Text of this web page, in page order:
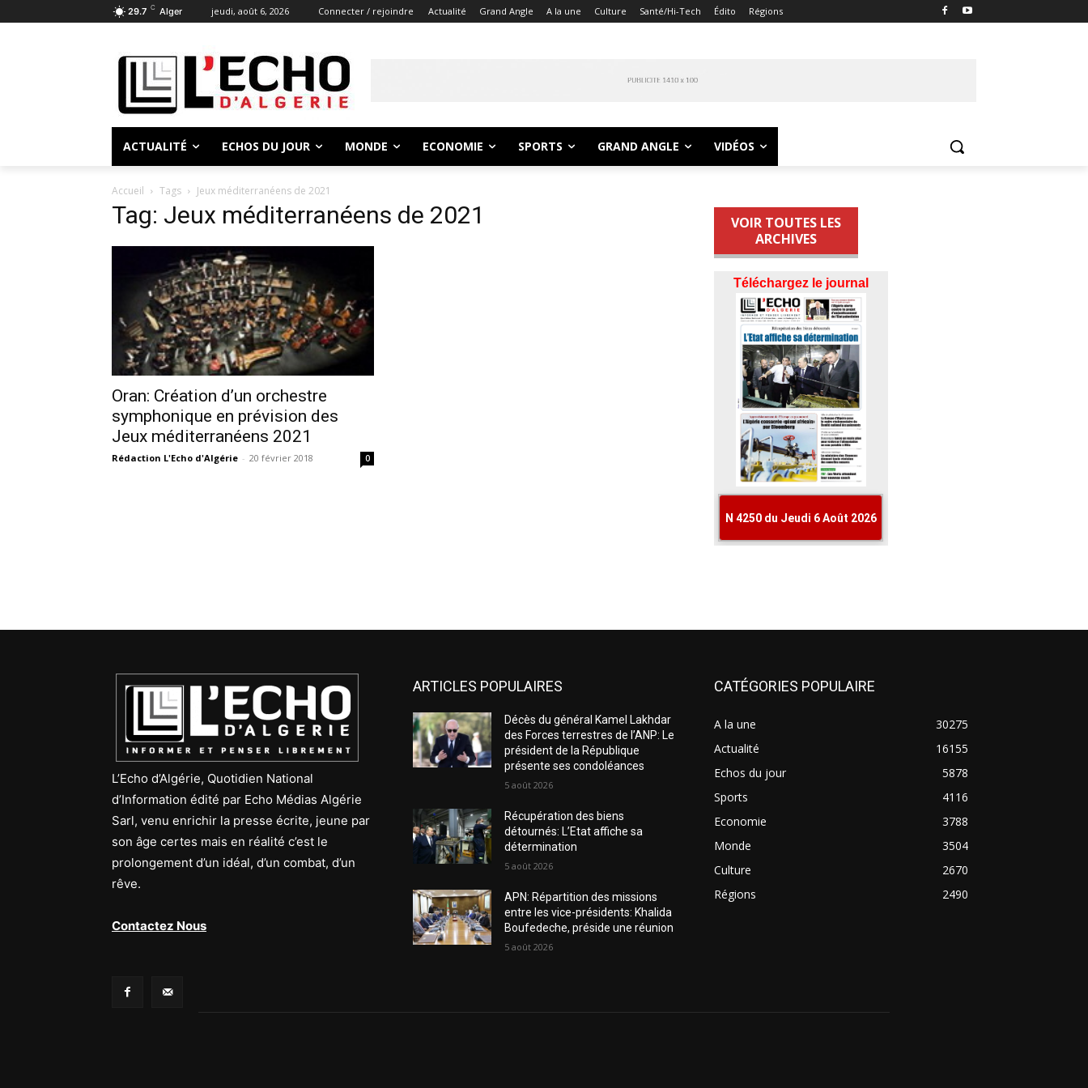
29.7 C Alger jeudi, août 6, 2026 Connecter / rejoindre Actualité Grand Angle A la une Culture Santé/Hi-Tech Édito Régions
ACTUALITÉ ECHOS DU JOUR MONDE ECONOMIE SPORTS GRAND ANGLE VIDÉOS
Accueil Tags Jeux méditerranéens de 2021
Tag: Jeux méditerranéens de 2021
Oran: Création d’un orchestre
symphonique en prévision des
Jeux méditerranéens 2021
Rédaction L'Echo d'Algérie - 20 février 2018 0
VOIR TOUTES LES
ARCHIVES
L’Echo d’Algérie, Quotidien National
d’Information édité par Echo Médias Algérie
Sarl, venu enrichir la presse écrite, jeune par
son âge certes mais en réalité c’est le
prolongement d’un idéal, d’un combat, d’un
rêve.
Contactez Nous
ARTICLES POPULAIRES
Décès du général Kamel Lakhdar
des Forces terrestres de l’ANP: Le
président de la République
présente ses condoléances
5 août 2026
Récupération des biens
détournés: L’Etat affiche sa
détermination
5 août 2026
APN: Répartition des missions
entre les vice-présidents: Khalida
Boufedeche, préside une réunion
5 août 2026
CATÉGORIES POPULAIRE
A la une
30275
Actualité
16155
Echos du jour
5878
Sports
4116
Economie
3788
Monde
3504
Culture
2670
Régions
2490